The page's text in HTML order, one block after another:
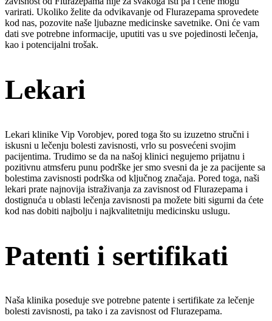
varirati. Ukoliko želite da odvikavanje od Flurazepama sprovedete
kod nas, pozovite naše ljubazne medicinske savetnike. Oni će vam
dati sve potrebne informacije, uputiti vas u sve pojedinosti lečenja,
kao i potencijalni trošak.
Lekari
Lekari klinike Vip Vorobjev, pored toga što su izuzetno stručni i
iskusni u lečenju bolesti zavisnosti, vrlo su posvećeni svojim
pacijentima. Trudimo se da na našoj klinici negujemo prijatnu i
pozitivnu atmsferu punu podrške jer smo svesni da je za pacijente sa
bolestima zavisnosti podrška od ključnog značaja. Pored toga, naši
lekari prate najnovija istraživanja za zavisnost od Flurazepama i
dostignuća u oblasti lečenja zavisnosti pa možete biti sigurni da ćete
kod nas dobiti najbolju i najkvalitetniju medicinsku uslugu.
Patenti i sertifikati
Naša klinika poseduje sve potrebne patente i sertifikate za lečenje
bolesti zavisnosti, pa tako i za zavisnost od Flurazepama.